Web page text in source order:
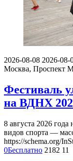
2026-08-08 2026-08-
Москва, Проспект
Фестиваль
на ВДНХ
8 августа 2026
видов спорта —
https://schema.org/
0Бесплатно 2182 11